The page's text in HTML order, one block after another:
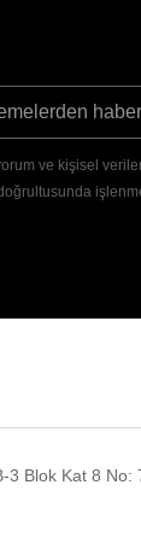
ve kişisel
3 Blok Kat 8 No: